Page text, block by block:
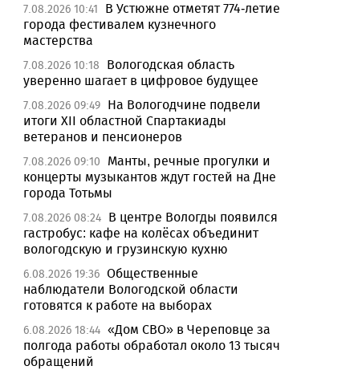
7.08.2026 10:41
В Устюжне отметят 774-летие
города фестивалем кузнечного
мастерства
7.08.2026 10:18
Вологодская область
уверенно шагает в цифровое будущее
7.08.2026 09:49 На Вологодчине подвели
итоги XII областной Спартакиады
ветеранов и пенсионеров
7.08.2026 09:10
Манты, речные прогулки и
концерты музыкантов ждут гостей на Дне
города Тотьмы
7.08.2026 08:24 В центре Вологды появился
гастробус: кафе на колёсах объединит
вологодскую и грузинскую кухню
6.08.2026 19:36 Общественные
наблюдатели Вологодской области
готовятся к работе на выборах
6.08.2026 18:44 «Дом СВО» в Череповце за
полгода работы обработал около 13 тысяч
обращений